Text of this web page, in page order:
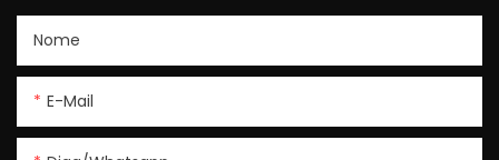
Nome
E-Mail